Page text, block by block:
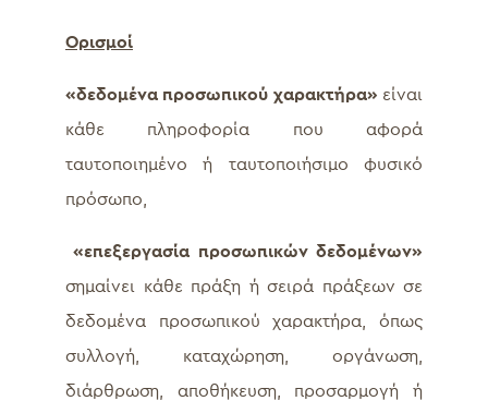
Ορισμοί
«δεδομένα προσωπικού χαρακτήρα» είναι
κάθε πληροφορία που αφορά
ταυτοποιημένο ή ταυτοποιήσιμο φυσικό
πρόσωπο,
«επεξεργασία προσωπικών δεδομένων»
σημαίνει κάθε πράξη ή σειρά πράξεων σε
δεδομένα προσωπικού χαρακτήρα, όπως
συλλογή, καταχώρηση, οργάνωση,
διάρθρωση, αποθήκευση, προσαρμογή ή